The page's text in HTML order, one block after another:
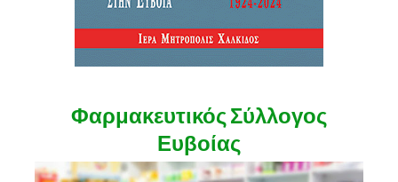
Φαρμακευτικός Σύλλογος
Ευβοίας